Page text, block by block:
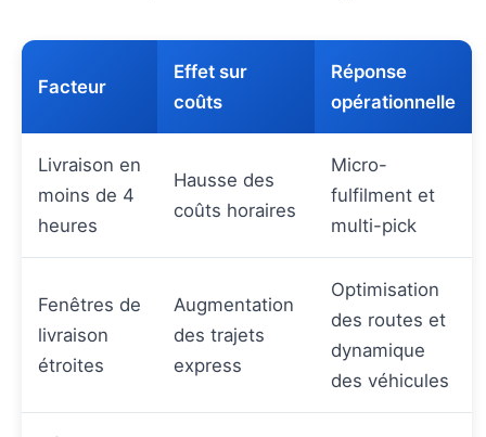
Facteur
Effet sur
coûts
Réponse
opérationnelle
Livraison en
moins de 4
heures
Hausse des
coûts horaires
Micro-
fulfilment et
multi-pick
Fenêtres de
livraison
étroites
Augmentation
des trajets
express
Optimisation
des routes et
dynamique
des véhicules